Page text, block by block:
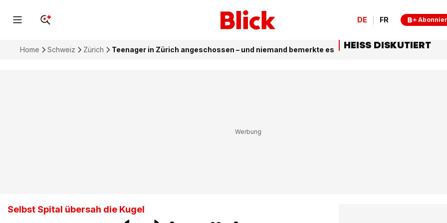
DE FR
Home Schweiz Zürich Teenager in Zürich angeschossen – und niemand bemerkte es
Selbst Spital übersah die Kugel
HEISS DISKUTIERT